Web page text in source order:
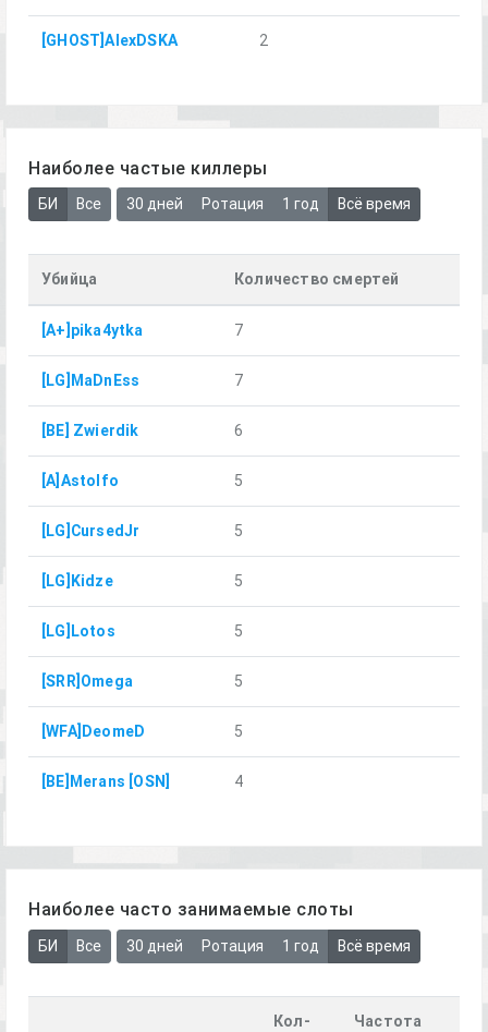
[GHOST]AlexDSKA 2
Наиболее частые киллеры
БИ Все 30 дней Ротация 1 год Всё время
Убийца Количество смертей
[A+]pika4ytka 7
[LG]MaDnEss 7
[BE] Zwierdik 6
[A]Astolfo 5
[LG]CursedJr 5
[LG]Kidze 5
[LG]Lotos 5
[SRR]Omega 5
[WFA]DeomeD 5
[BE]Merans [OSN] 4
Наиболее часто занимаемые слоты
БИ Все 30 дней Ротация 1 год Всё время
Кол-
Частота